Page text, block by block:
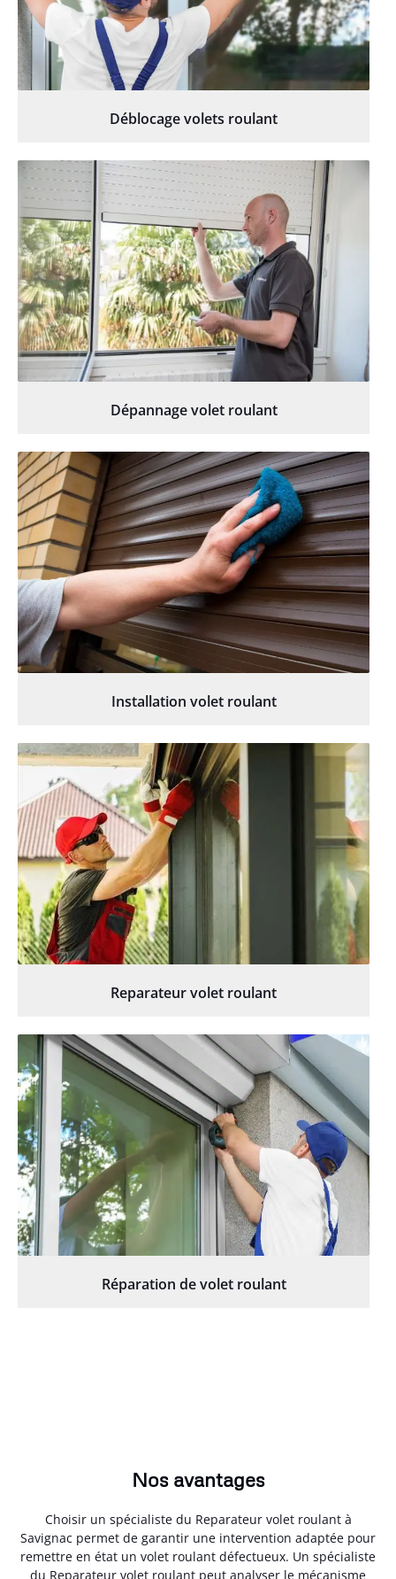
Déblocage volets roulant
Dépannage volet roulant
Installation volet roulant
Reparateur volet roulant
Réparation de volet roulant
Nos avantages
Choisir un spécialiste du Reparateur volet roulant à
Savignac permet de garantir une intervention adaptée pour
remettre en état un volet roulant défectueux. Un spécialiste
du Reparateur volet roulant peut analyser le mécanisme